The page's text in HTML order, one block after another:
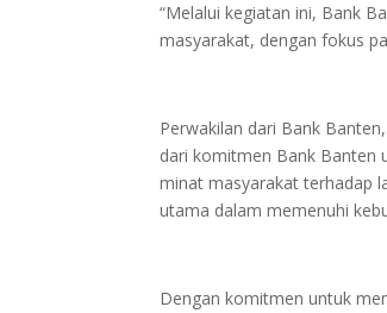
“Melalui kegiatan ini, Bank
masyarakat, dengan fokus
Perwakilan dari Bank
dari komitmen Bank Banten
minat masyarakat terhadap
utama dalam memenuhi
Dengan komitmen untuk